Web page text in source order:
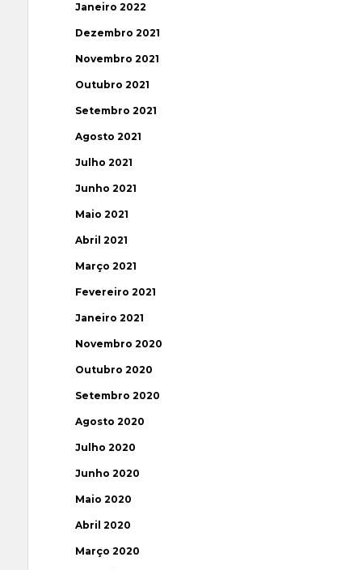
Janeiro 2022
Dezembro 2021
Novembro 2021
Outubro 2021
Setembro 2021
Agosto 2021
Julho 2021
Junho 2021
Maio 2021
Abril 2021
Março 2021
Fevereiro 2021
Janeiro 2021
Novembro 2020
Outubro 2020
Setembro 2020
Agosto 2020
Julho 2020
Junho 2020
Maio 2020
Abril 2020
Março 2020